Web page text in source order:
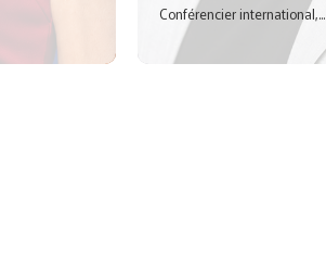
Conférencier international,...